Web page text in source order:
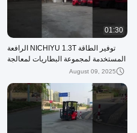
01:30
توفير الطاقة NICHIYU 1.3T الرافعة
المستخدمة لمجموعة البطاريات لمعالجة
August 09, 2025